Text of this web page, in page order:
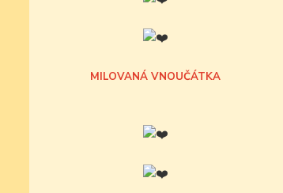
MILOVANÁ VNOUČÁTKA